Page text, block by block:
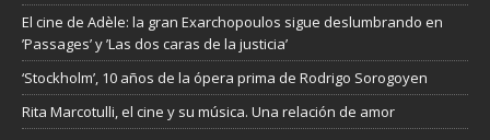
El cine de Adèle: la gran Exarchopoulos sigue deslumbrando en
’Passages’ y ’Las dos caras de la justicia’
‘Stockholm’, 10 años de la ópera prima de Rodrigo Sorogoyen
Rita Marcotulli, el cine y su música. Una relación de amor